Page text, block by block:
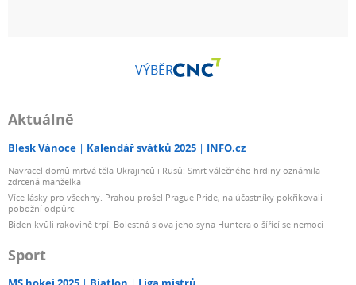
VÝBĚR
Aktuálně
Blesk Vánoce Kalendář svátků 2025 INFO.cz
Navracel domů mrtvá těla Ukrajinců i Rusů: Smrt válečného hrdiny oznámila
zdrcená manželka
Více lásky pro všechny. Prahou prošel Prague Pride, na účastníky pokřikovali
pobožní odpůrci
Biden kvůli rakovině trpí! Bolestná slova jeho syna Huntera o šířící se nemoci
Sport